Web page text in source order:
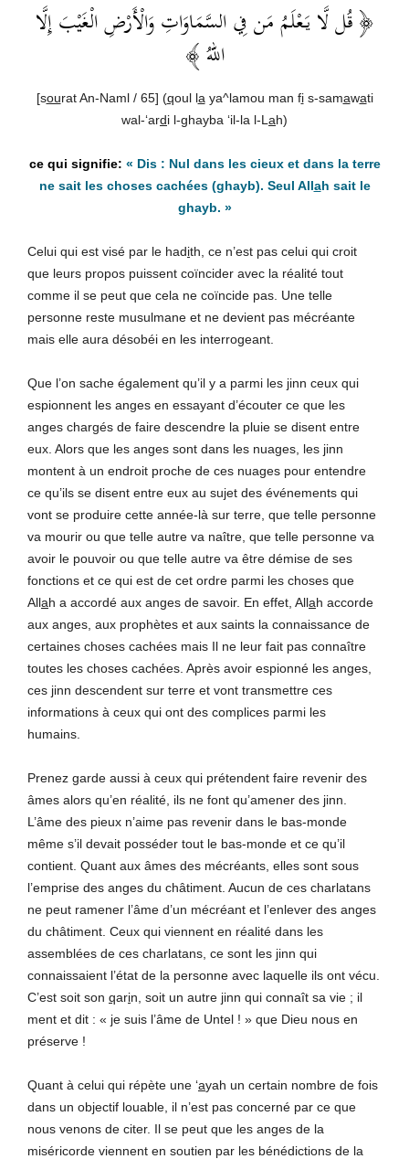
﴿قُل لَّا يَعْلَمُ مَن فِي السَّمَاوَاتِ وَالْأَرْضِ الْغَيْبَ إِلَّا
اللهُ ﴾
[sourat An-Naml / 65] (qoul la ya^lamou man fis-samawati
wal-‘ardi l-ghayba ‘il-la l-L ah)
« Dis : Nul dans les cieux et dans la terre
ne sait les choses cachées (ghayb). Seul Allah sait le
ghayb. »
Celui qui est visé par le hadith, ce n’est pas celui qui croit
que leurs propos puissent coïncider avec la réalité tout
comme il se peut que cela ne coïncide pas. Une telle
personne reste musulmane et ne devient pas mécréante
mais elle aura désobéi en les interrogeant.
Que l’on sache également qu’il y a parmi les jinn ceux qui
espionnent les anges en essayant d’écouter ce que les
anges chargés de faire descendre la pluie se disent entre
eux. Alors que les anges sont dans les nuages, les jinn
montent à un endroit proche de ces nuages pour entendre
ce qu’ils se disent entre eux au sujet des événements qui
vont se produire cette année-là sur terre, que telle personne
va mourir ou que telle autre va naître, que telle personne va
avoir le pouvoir ou que telle autre va être démise de ses
fonctions et ce qui est de cet ordre parmi les choses que
Allah a accordé aux anges de savoir. En effet, Allah accorde
aux anges, aux prophètes et aux saints la connaissance de
certaines choses cachées mais Il ne leur fait pas connaître
toutes les choses cachées. Après avoir espionné les anges,
ces jinn descendent sur terre et vont transmettre ces
informations à ceux qui ont des complices parmi les
humains.
Prenez garde aussi à ceux qui prétendent faire revenir des
âmes alors qu’en réalité, ils ne font qu’amener des jinn.
L’âme des pieux n’aime pas revenir dans le bas-monde
même s’il devait posséder tout le bas-monde et ce qu’il
contient. Quant aux âmes des mécréants, elles sont sous
l’emprise des anges du châtiment. Aucun de ces charlatans
ne peut ramener l’âme d’un mécréant et l’enlever des anges
du châtiment. Ceux qui viennent en réalité dans les
assemblées de ces charlatans, ce sont les jinn qui
connaissaient l’état de la personne avec laquelle ils ont vécu.
C’est soit son qarin, soit un autre jinn qui connaît sa vie ; il
ment et dit : « je suis l’âme de Untel ! » que Dieu nous en
préserve !
Quant à celui qui répète une ‘ayah un certain nombre de fois
dans un objectif louable, il n’est pas concerné par ce que
nous venons de citer. Il se peut que les anges de la
miséricorde viennent en soutien par les bénédictions de la